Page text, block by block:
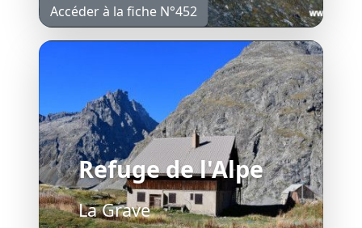
Accéder à la fiche N°452
Refuge de l'Alpe
La Grave